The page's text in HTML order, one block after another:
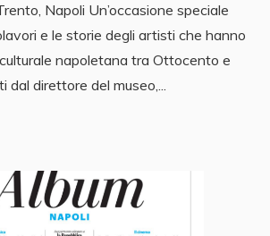
Napoli Un’occasione speciale
e le storie degli artisti che hanno
napoletana tra Ottocento e
dal direttore del museo,...